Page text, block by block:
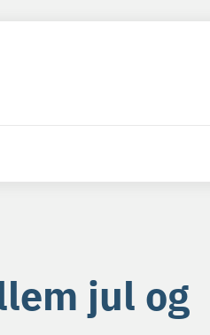
jul og